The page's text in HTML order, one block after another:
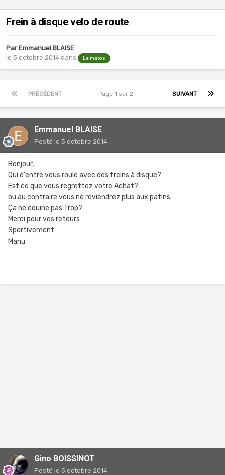
Frein à disque velo de route
Par Emmanuel BLAISE
le 5 octobre 2014 dans Le matos
PRÉCÉDENT SUIVANT
Page 1 sur 2
Emmanuel BLAISE
Posté le 5 octobre 2014
Bonjour,
Qui d'entre vous roule avec des freins à disque?
Est ce que vous regrettez votre Achat?
ou au contraire vous ne reviendrez plus aux patins.
Ça ne couine pas Trop?
Merci pour vos retours
Sportivement
Manu
Gino BOISSINOT
Posté le 5 octobre 2014